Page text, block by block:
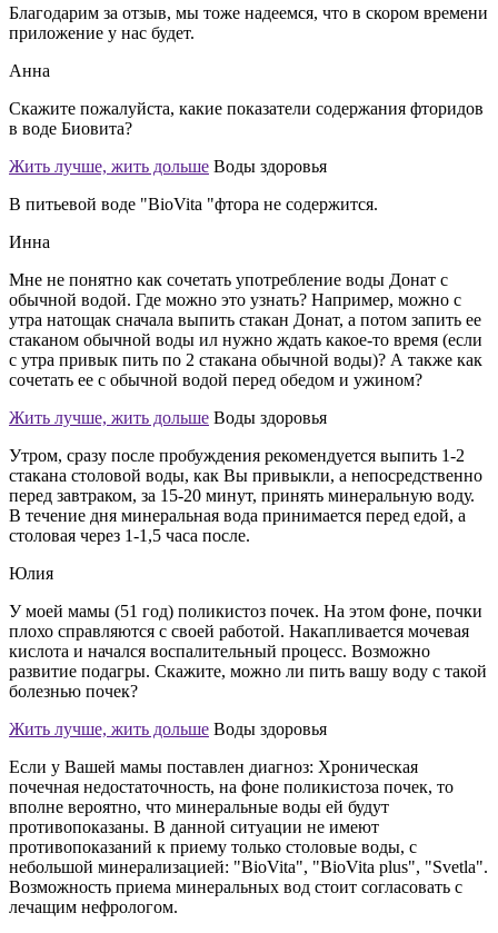
Благодарим за отзыв, мы тоже надеемся, что в скором времени
приложение у нас будет.
Анна
Скажите пожалуйста, какие показатели содержания фторидов
в воде Биовита?
Жить лучше, жить дольше Воды здоровья
В питьевой воде "BioVita "фтора не содержится.
Инна
Мне не понятно как сочетать употребление воды Донат с
обычной водой. Где можно это узнать? Например, можно с
утра натощак сначала выпить стакан Донат, а потом запить ее
стаканом обычной воды ил нужно ждать какое-то время (если
с утра привык пить по 2 стакана обычной воды)? А также как
сочетать ее с обычной водой перед обедом и ужином?
Жить лучше, жить дольше Воды здоровья
Утром, сразу после пробуждения рекомендуется выпить 1-2
стакана столовой воды, как Вы привыкли, а непосредственно
перед завтраком, за 15-20 минут, принять минеральную воду.
В течение дня минеральная вода принимается перед едой, а
столовая через 1-1,5 часа после.
Юлия
У моей мамы (51 год) поликистоз почек. На этом фоне, почки
плохо справляются с своей работой. Накапливается мочевая
кислота и начался воспалительный процесс. Возможно
развитие подагры. Скажите, можно ли пить вашу воду с такой
болезнью почек?
Жить лучше, жить дольше Воды здоровья
Если у Вашей мамы поставлен диагноз: Хроническая
почечная недостаточность, на фоне поликистоза почек, то
вполне вероятно, что минеральные воды ей будут
противопоказаны. В данной ситуации не имеют
противопоказаний к приему только столовые воды, с
небольшой минерализацией: "BioVita", "BioVita plus", "Svetla".
Возможность приема минеральных вод стоит согласовать с
лечащим нефрологом.